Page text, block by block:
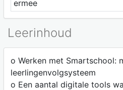
ermee
Leerinhoud
o Werken met Smartschool:
leerlingenvolgsysteem
o Een aantal digitale tools